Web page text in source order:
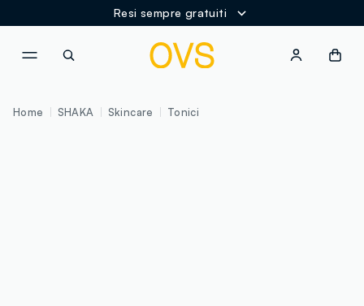
Resi sempre gratuiti
Home SHAKA Skincare Tonici